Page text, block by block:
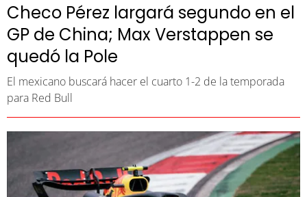
Checo Pérez largará segundo en el
GP de China; Max Verstappen se
quedó la Pole
El mexicano buscará hacer el cuarto 1-2 de la temporada
para Red Bull